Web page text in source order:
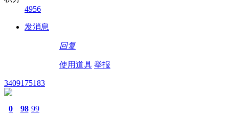
4956
发消息
回复
使用道具 举报
3409175183
0 98 99